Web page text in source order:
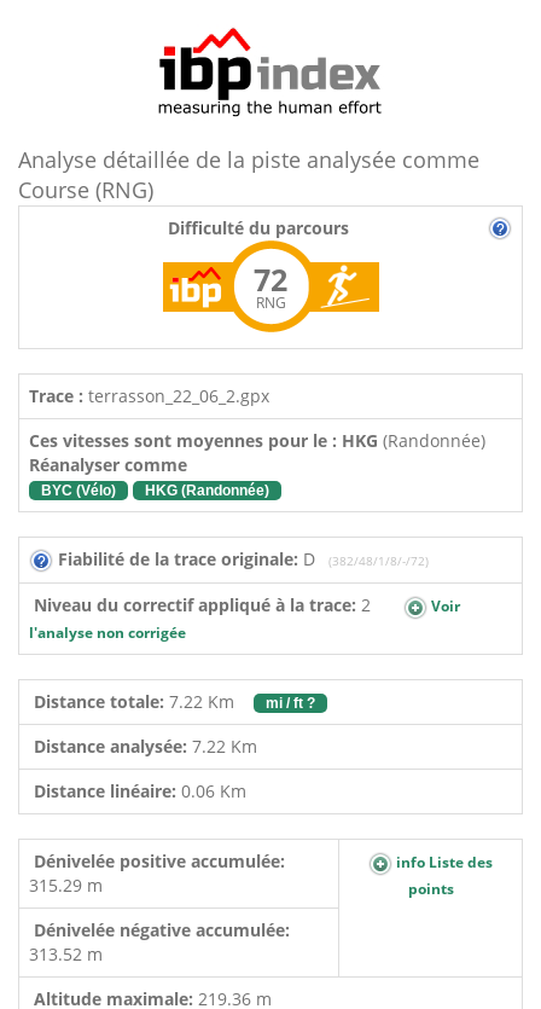
Analyse détaillée de la piste analysée comme
Course (RNG)
Difficulté du parcours
72
RNG
Trace : terrasson_22_06_2.gpx
Ces vitesses sont moyennes pour le : HKG (Randonnée)
Réanalyser comme
BYC (Vélo) HKG (Randonnée)
Fiabilité de la trace originale: D (382/48/1/8/-/72)
Niveau du correctif appliqué à la trace: 2
Voir
l'analyse non corrigée
Distance totale: 7.22 Km mi / ft ?
Distance analysée: 7.22 Km
Distance linéaire: 0.06 Km
Dénivelée positive accumulée:
315.29 m
info Liste des
points
Dénivelée négative accumulée:
313.52 m
Altitude maximale: 219.36 m